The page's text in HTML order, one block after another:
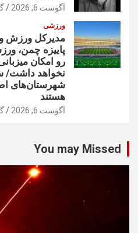
آگوست 6, 2026
ورزشی
مدیرکل ورزش و
پاییزه چمن،
رو امکان
نخواهد داشت/
شهرستان‌های
هستند
آگوست 6, 2026
You may Missed